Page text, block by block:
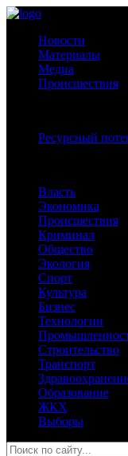
Новости
Материалы
Медиа
Происшествия
Ресурсный
Власть
Экономика
Происшествия
Криминал
Общество
Экология
Спорт
Культура
Бизнес
Технологии
Строительство
Транспорт
Образование
ЖКХ
Выборы